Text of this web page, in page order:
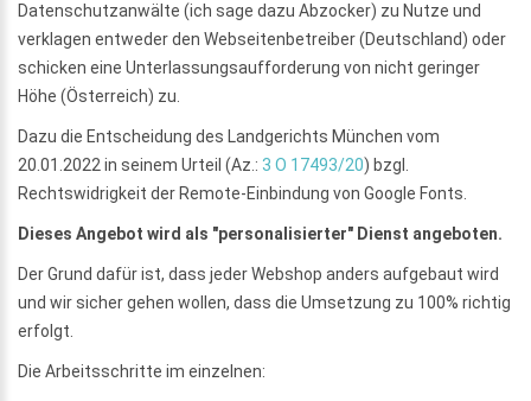
Datenschutzanwälte (ich sage dazu Abzocker) zu Nutze und
verklagen entweder den Webseitenbetreiber (Deutschland) oder
schicken eine Unterlassungsaufforderung von nicht geringer
Höhe (Österreich) zu.
Dazu die Entscheidung des Landgerichts München vom
20.01.2022 in seinem Urteil (Az.: 3 O 17493/20) bzgl.
Rechtswidrigkeit der Remote-Einbindung von Google Fonts.
Dieses Angebot wird als "personalisierter" Dienst angeboten.
Der Grund dafür ist, dass jeder Webshop anders aufgebaut wird
und wir sicher gehen wollen, dass die Umsetzung zu 100% richtig
erfolgt.
Die Arbeitsschritte im einzelnen: